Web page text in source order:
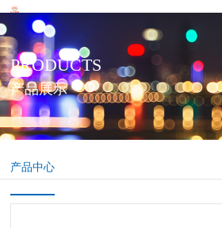
PRODUCTS
产品展示
产品中心